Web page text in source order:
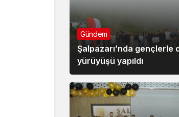
Gündem
Şalpazarı’nda gençlerle
yürüyüşü yapıldı